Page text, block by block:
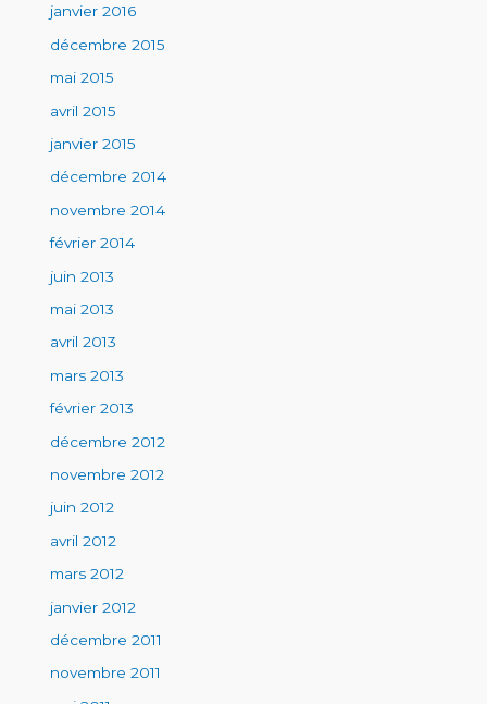
janvier 2016
décembre 2015
mai 2015
avril 2015
janvier 2015
décembre 2014
novembre 2014
février 2014
juin 2013
mai 2013
avril 2013
mars 2013
février 2013
décembre 2012
novembre 2012
juin 2012
avril 2012
mars 2012
janvier 2012
décembre 2011
novembre 2011